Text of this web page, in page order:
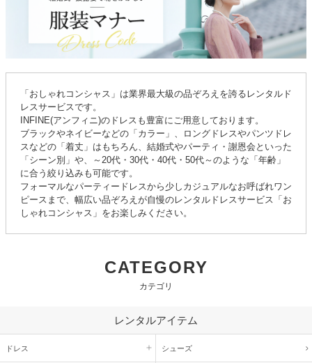
「おしゃれコンシャス」は業界最大級の品ぞろえを誇るレンタルド
レスサービスです。
INFINE(アンフィニ)のドレスも豊富にご用意しております。
ブラックやネイビーなどの「カラー」、ロングドレスやパンツドレ
スなどの「着丈」はもちろん、結婚式やパーティ・謝恩会といった
「シーン別」や、～20代・30代・40代・50代～のような「年齢」
に合う絞り込みも可能です。
フォーマルなパーティードレスから少しカジュアルなお呼ばれワン
ピースまで、幅広い品ぞろえが自慢のレンタルドレスサービス「お
しゃれコンシャス」をお楽しみください。
CATEGORY
カテゴリ
レンタルアイテム
ドレス シューズ